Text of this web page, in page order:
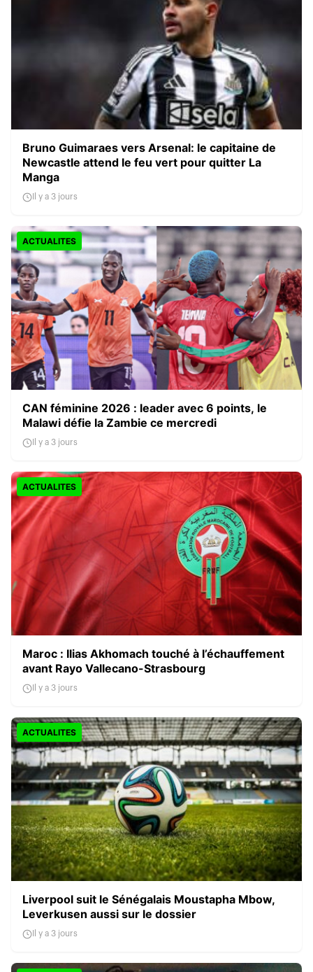
Bruno Guimaraes vers Arsenal: le capitaine de
Newcastle attend le feu vert pour quitter La
Manga
Il y a 3 jours
ACTUALITES
CAN féminine 2026 : leader avec 6 points, le
Malawi défie la Zambie ce mercredi
Il y a 3 jours
ACTUALITES
Maroc : Ilias Akhomach touché à l’échauffement
avant Rayo Vallecano-Strasbourg
Il y a 3 jours
ACTUALITES
Liverpool suit le Sénégalais Moustapha Mbow,
Leverkusen aussi sur le dossier
Il y a 3 jours